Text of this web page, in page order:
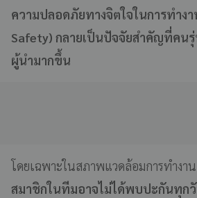
ความปลอดภัยทางจิตใจในการทำง
Safety) กลายเป็นปัจจัยสำคัญที่คน
ผู้นำมากขึ้น
โดยเฉพาะในสภาพแวดล้อมการทำงา
สมาชิกในทีมอาจไม่ได้พบปะกันทุก